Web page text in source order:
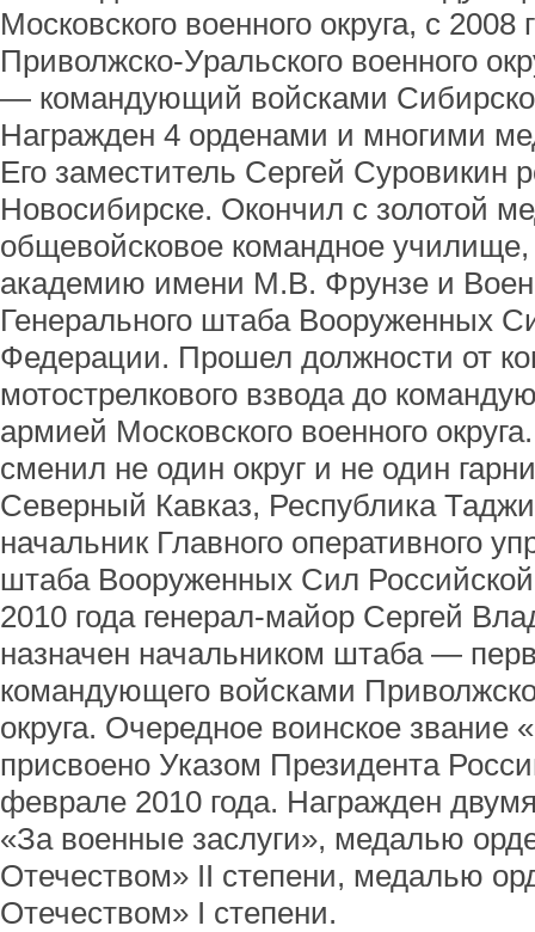
Московского военного округа, с
Приволжско-Уральского военного
— командующий войсками
Награжден 4 орденами и многими
Его заместитель Сергей Суровикин
Новосибирске. Окончил с золотой
общевойсковое командное
академию имени М.В. Фрунзе и
Генерального штаба Вооруженных
Федерации. Прошел должности от
мотострелкового взвода до
армией Московского военного
сменил не один округ и не один
Северный Кавказ, Республика
начальник Главного оперативного
штаба Вооруженных Сил
2010 года генерал-майор Сергей
назначен начальником штаба —
командующего войсками
округа. Очередное воинское звание
присвоено Указом Президента
феврале 2010 года. Награжден
«За военные заслуги», медалью
Отечеством» II степени, медалью
Отечеством» I степени.